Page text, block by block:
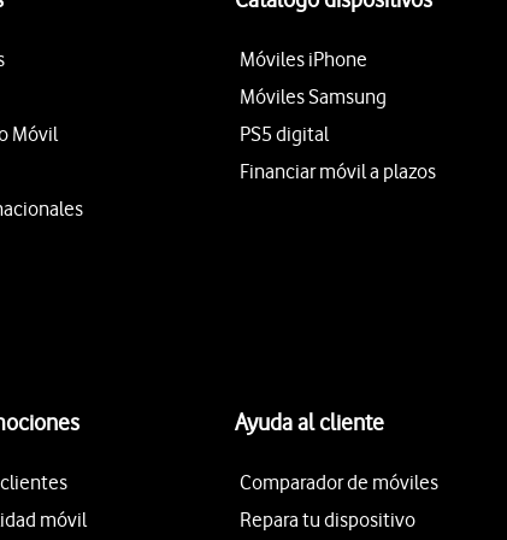
Móvil
Móviles iPhone
Móviles Samsung
PS5 digital
Financiar móvil a plazos
móvil
Ayuda al cliente
Comparador de móviles
Repara tu dispositivo